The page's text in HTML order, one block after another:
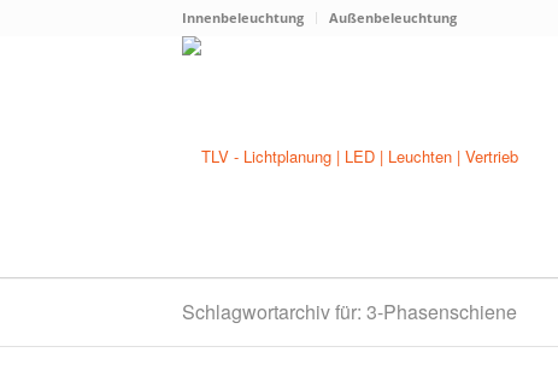
Innenbeleuchtung Außenbeleuchtung
Schlagwortarchiv für: 3-Phasenschiene